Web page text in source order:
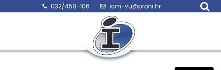
032/450-106 icm-vu@proni.hr